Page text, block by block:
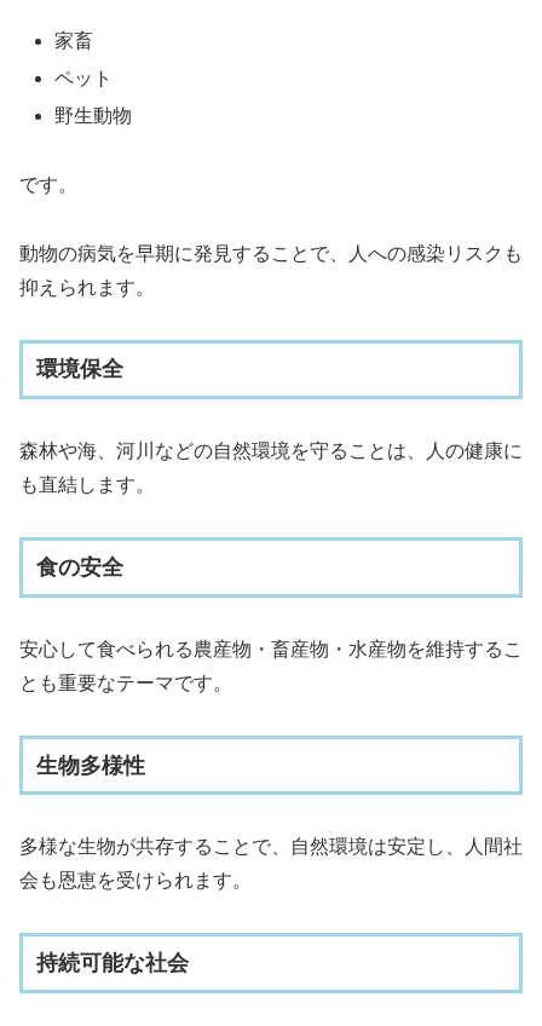
家畜
ペット
野生動物
です。
動物の病気を早期に発見することで、人への感染リスクも
抑えられます。
環境保全
森林や海、河川などの自然環境を守ることは、人の健康に
も直結します。
食の安全
安心して食べられる農産物・畜産物・水産物を維持するこ
とも重要なテーマです。
生物多様性
多様な生物が共存することで、自然環境は安定し、人間社
会も恩恵を受けられます。
持続可能な社会